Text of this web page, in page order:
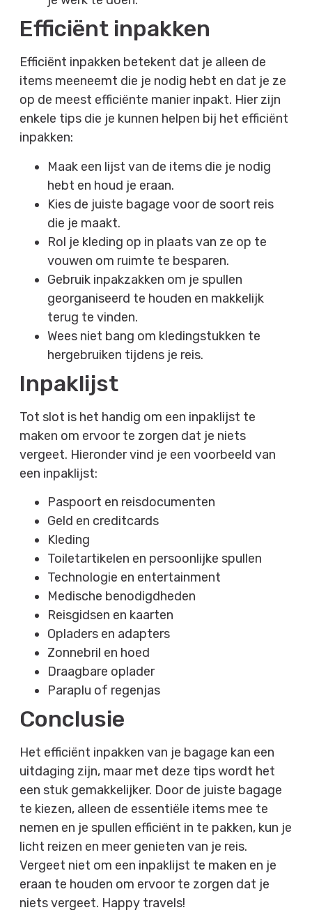
Efficiënt inpakken
Efficiënt inpakken betekent dat je alleen de
items meeneemt die je nodig hebt en dat je ze
op de meest efficiënte manier inpakt. Hier zijn
enkele tips die je kunnen helpen bij het efficiënt
inpakken:
Maak een lijst van de items die je nodig
hebt en houd je eraan.
Kies de juiste bagage voor de soort reis
die je maakt.
Rol je kleding op in plaats van ze op te
vouwen om ruimte te besparen.
Gebruik inpakzakken om je spullen
georganiseerd te houden en makkelijk
terug te vinden.
Wees niet bang om kledingstukken te
hergebruiken tijdens je reis.
Inpaklijst
Tot slot is het handig om een ​​inpaklijst te
maken om ervoor te zorgen dat je niets
vergeet. Hieronder vind je een voorbeeld van
een inpaklijst:
Paspoort en reisdocumenten
Geld en creditcards
Kleding
Toiletartikelen en persoonlijke spullen
Technologie en entertainment
Medische benodigdheden
Reisgidsen en kaarten
Opladers en adapters
Zonnebril en hoed
Draagbare oplader
Paraplu of regenjas
Conclusie
Het efficiënt inpakken van je bagage kan een
uitdaging zijn, maar met deze tips wordt het
een stuk gemakkelijker. Door de juiste bagage
te kiezen, alleen de essentiële items mee te
nemen en je spullen efficiënt in te pakken, kun je
licht reizen en meer genieten van je reis.
Vergeet niet om een ​​inpaklijst te maken en je
eraan te houden om ervoor te zorgen dat je
niets vergeet. Happy travels!